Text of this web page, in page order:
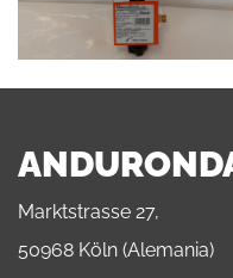
Marktstrasse 27,
50968 Köln (Alemania)